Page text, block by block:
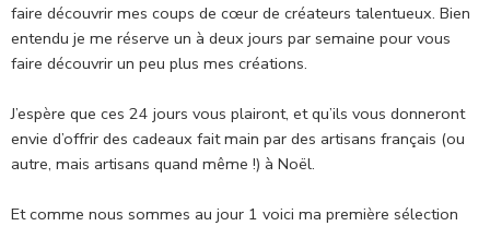
faire découvrir mes coups de cœur de créateurs talentueux. Bien
entendu je me réserve un à deux jours par semaine pour vous
faire découvrir un peu plus mes créations.
J’espère que ces 24 jours vous plairont, et qu’ils vous donneront
envie d’offrir des cadeaux fait main par des artisans français (ou
autre, mais artisans quand même !) à Noël.
Et comme nous sommes au jour 1 voici ma première sélection